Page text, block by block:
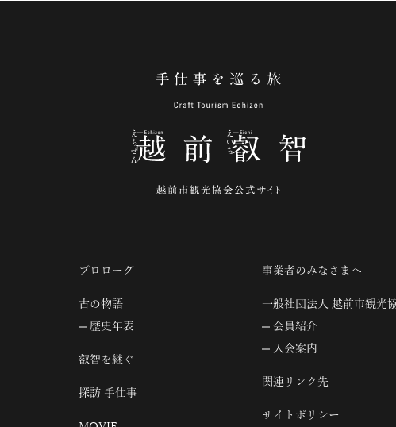
プロローグ
古の物語
歴史年表
叡智を継ぐ
探訪 手仕事
事業者のみなさまへ
一般社団法人 越前市観光
会員紹介
入会案内
関連リンク先
サイトポリシー